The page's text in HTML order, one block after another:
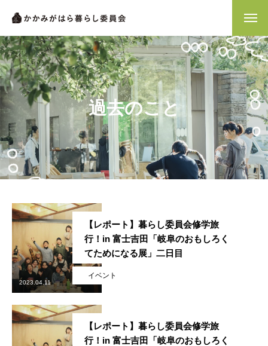
過去のこと
イベント
【レポート】暮らし委員会修学旅
行！in 富士吉田「岐阜のおもしろく
てためになる展」二日目
2023.04.11
【レポート】暮らし委員会修学旅
行！in 富士吉田「岐阜のおもしろく